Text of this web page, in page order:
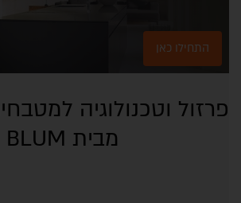
התחילו כאן
פרזול וטכנולוגיה
מבית BLUM